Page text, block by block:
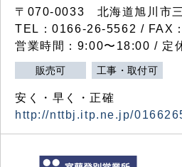
〒070-0033 北海道旭川市
TEL：0166-26-5562 / FAX
営業時間：9:00〜18:00 / 定
販売可 工事・取付可
安く・早く・正確
http://nttbj.itp.ne.jp/